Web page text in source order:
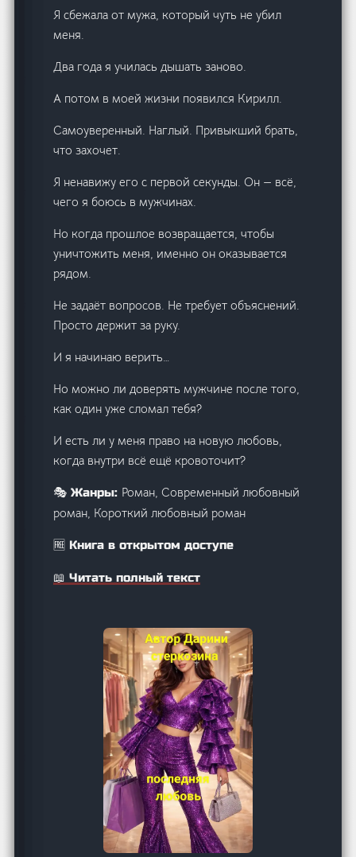
Я сбежала от мужа, который чуть не убил
меня.
Два года я училась дышать заново.
А потом в моей жизни появился Кирилл.
Самоуверенный. Наглый. Привыкший брать,
что захочет.
Я ненавижу его с первой секунды. Он — всё,
чего я боюсь в мужчинах.
Но когда прошлое возвращается, чтобы
уничтожить меня, именно он оказывается
рядом.
Не задаёт вопросов. Не требует объяснений.
Просто держит за руку.
И я начинаю верить…
Но можно ли доверять мужчине после того,
как один уже сломал тебя?
И есть ли у меня право на новую любовь,
когда внутри всё ещё кровоточит?
🎭 Жанры: Роман, Современный любовный
роман, Короткий любовный роман
🆓 Книга в открытом доступе
📖 Читать полный текст